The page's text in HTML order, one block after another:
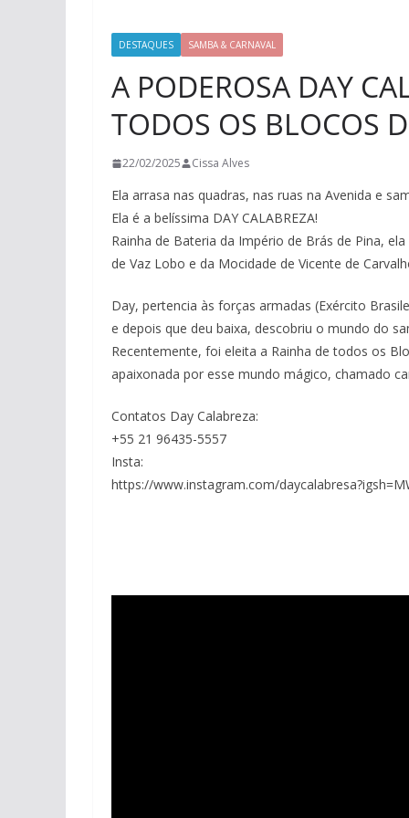
DESTAQUES SAMBA & CARNAVAL
A PODEROSA DAY
TODOS OS BLOCOS
22/02/2025 Cissa Alves
Ela arrasa nas quadras, nas ruas na Avenida e
Ela é a belíssima DAY CALABREZA!
Rainha de Bateria da Império de Brás de Pina,
de Vaz Lobo e da Mocidade de Vicente de
Day, pertencia às forças armadas (Exército
e depois que deu baixa, descobriu o mundo do
Recentemente, foi eleita a Rainha de todos os
apaixonada por esse mundo mágico, chamado
Contatos Day Calabreza:
+55 21 96435-5557
Insta:
https://www.instagram.com/